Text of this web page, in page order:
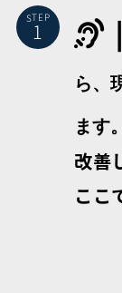
STEP ｜
ら、
ます。
改善
ここ